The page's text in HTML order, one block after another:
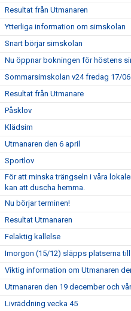
Resultat från Utmanaren
Ytterliga information om simskolan
Snart börjar simskolan
Nu öppnar bokningen för höstens
Sommarsimskolan v24 fredag 17/
Resultat från Utmanare
Påsklov
Klädsim
Utmanaren den 6 april
Sportlov
För att minska trängseln i våra
kan att duscha hemma.
Nu börjar terminen!
Resultat Utmanaren
Felaktig kallelse
Imorgon (15/12) släpps platserna
Viktig information om Utmanaren
Utmanaren den 19 december och
Livräddning vecka 45